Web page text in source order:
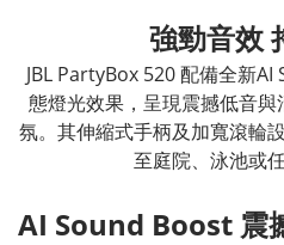
強勁音效
JBL PartyBox 520 配備全新
態燈光效果，呈現震撼低音
氛。其伸縮式手柄及加寬滾輪
至庭院、泳池或
AI Sound Boost 震